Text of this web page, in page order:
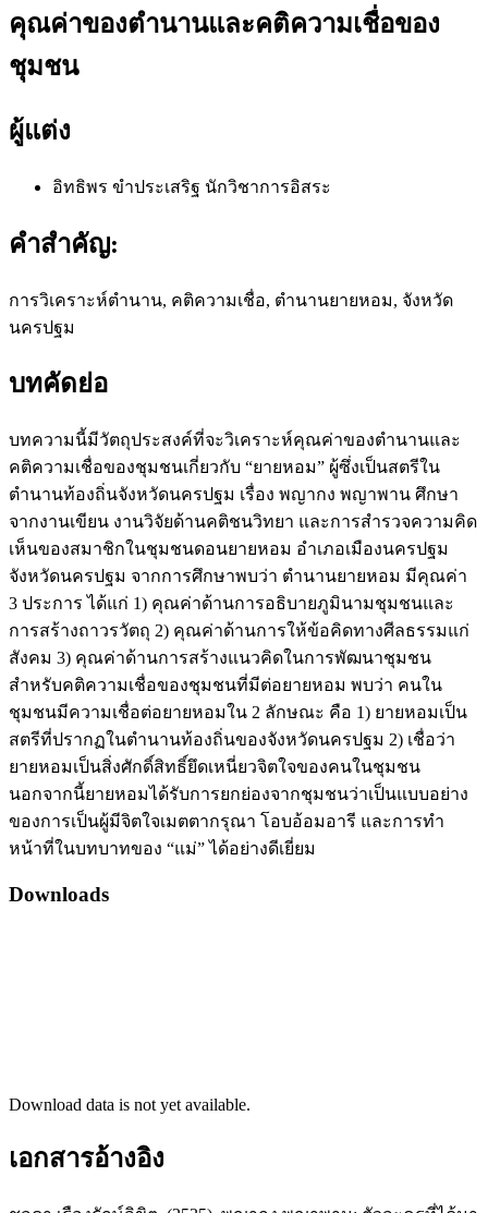
คุณค่าของตำนานและคติความเชื่อของ
ชุมชน
ผู้แต่ง
อิทธิพร ขำประเสริฐ นักวิชาการอิสระ
คำสำคัญ:
การวิเคราะห์ตำนาน, คติความเชื่อ, ตำนานยายหอม, จังหวัด
นครปฐม
บทคัดย่อ
บทความนี้มีวัตถุประสงค์ที่จะวิเคราะห์คุณค่าของตำนานและ
คติความเชื่อของชุมชนเกี่ยวกับ “ยายหอม” ผู้ซึ่งเป็นสตรีใน
ตำนานท้องถิ่นจังหวัดนครปฐม เรื่อง พญากง พญาพาน ศึกษา
จากงานเขียน งานวิจัยด้านคติชนวิทยา และการสำรวจความคิด
เห็นของสมาชิกในชุมชนดอนยายหอม อำเภอเมืองนครปฐม
จังหวัดนครปฐม จากการศึกษาพบว่า ตำนานยายหอม มีคุณค่า
3 ประการ ได้แก่ 1) คุณค่าด้านการอธิบายภูมินามชุมชนและ
การสร้างถาวรวัตถุ 2) คุณค่าด้านการให้ข้อคิดทางศีลธรรมแก่
สังคม 3) คุณค่าด้านการสร้างแนวคิดในการพัฒนาชุมชน
สำหรับคติความเชื่อของชุมชนที่มีต่อยายหอม พบว่า คนใน
ชุมชนมีความเชื่อต่อยายหอมใน 2 ลักษณะ คือ 1) ยายหอมเป็น
สตรีที่ปรากฏในตำนานท้องถิ่นของจังหวัดนครปฐม 2) เชื่อว่า
ยายหอมเป็นสิ่งศักดิ์สิทธิ์ยึดเหนี่ยวจิตใจของคนในชุมชน
นอกจากนี้ยายหอมได้รับการยกย่องจากชุมชนว่าเป็นแบบอย่าง
ของการเป็นผู้มีจิตใจเมตตากรุณา โอบอ้อมอารี และการทำ
หน้าที่ในบทบาทของ “แม่” ได้อย่างดีเยี่ยม
Downloads
Download data is not yet available.
เอกสารอ้างอิง